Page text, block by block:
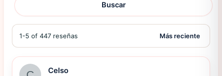
Buscar
1-5 of 447 reseñas
Celso